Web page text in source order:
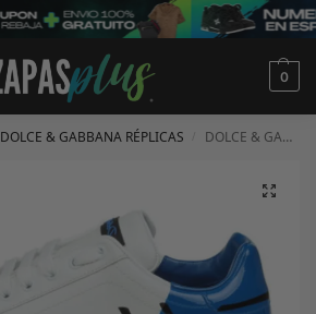
0
DOLCE & GABBANA RÉPLICAS DOLCE & GABBANA PORTOFINO SNEAKER AZULES BLANCAS